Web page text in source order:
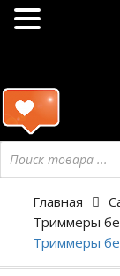
товара
Главная
Триммеры
Триммеры